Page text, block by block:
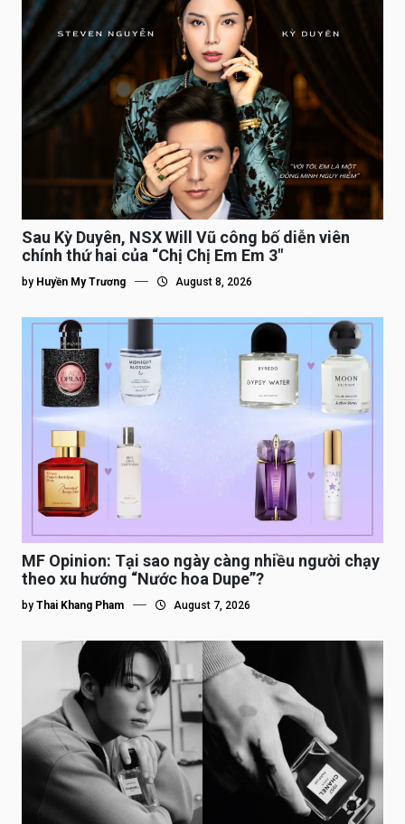
Sau Kỳ Duyên, NSX Will Vũ công bố diễn viên
chính thứ hai của “Chị Chị Em Em 3″
by Huyền My Trương August 8, 2026
MF Opinion: Tại sao ngày càng nhiều người chạy
theo xu hướng “Nước hoa Dupe”?
by Thai Khang Pham August 7, 2026